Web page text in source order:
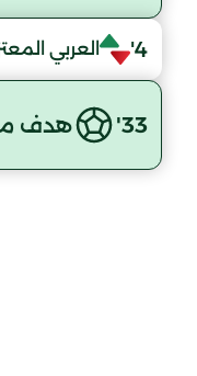
4' العربي
33' هدف